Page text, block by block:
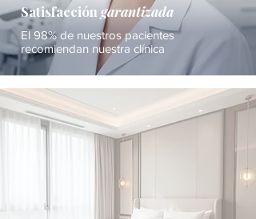
Satisfacción garantizada
El 98% de nuestros pacientes
recomiendan nuestra clínica